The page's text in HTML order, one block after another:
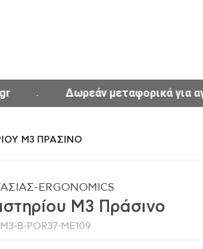
μεταφορικά για αγορές άνω των
M3 ΠΡΑΣΙΝΟ
ERGONOMICS
M3 Πράσινο
B-POR37-ME109